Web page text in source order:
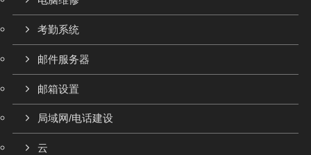
考勤系统
邮件服务器
邮箱设置
局域网/电话建设
云